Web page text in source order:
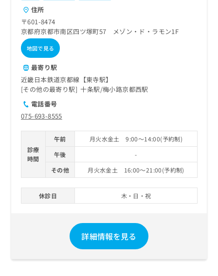
住所
〒601-8474
京都府京都市南区四ツ塚町57 メゾン・ド・ラモン1F
地図で見る
最寄り駅
近畿日本鉄道京都線【東寺駅】
その他の最寄り駅
十条駅 梅小路京都西駅
電話番号
075-693-8555
診療
時間
午前
月火水金土 9:00～14:00(予約制)
午後
-
その他
月火水金土 16:00～21:00(予約制)
休診日 木・日・祝
詳細情報を見る